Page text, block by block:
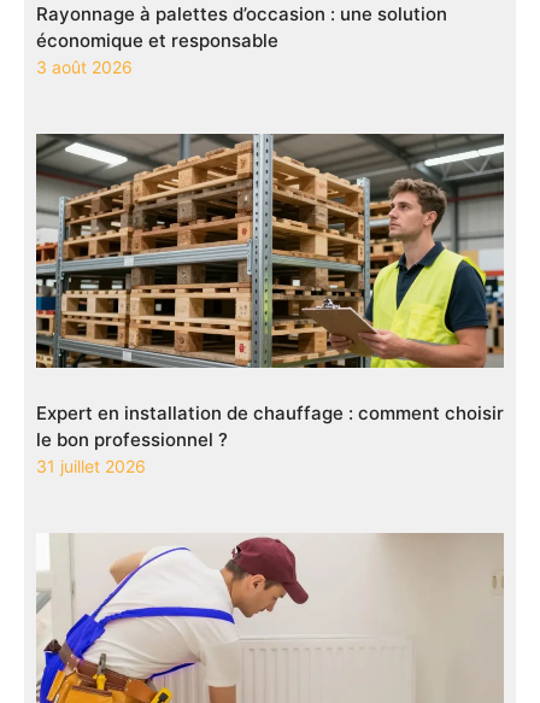
Rayonnage à palettes d’occasion : une solution
économique et responsable
3 août 2026
Expert en installation de chauffage : comment choisir
le bon professionnel ?
31 juillet 2026